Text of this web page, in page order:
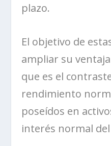
plazo.
El objetivo de
ampliar su
que es el
rendimiento
poseídos en
interés normal